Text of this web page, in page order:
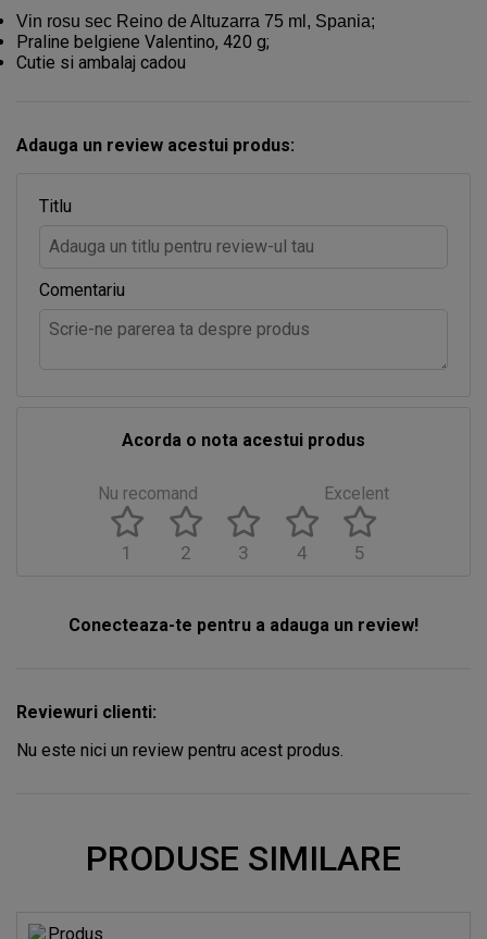
Vin rosu sec Reino de Altuzarra 75 ml, Spania;
Praline belgiene Valentino, 420 g;
Cutie si ambalaj cadou
Adauga un review acestui produs:
Titlu
Comentariu
Acorda o nota acestui produs
Nu recomand Excelent
5
4
3
2
1
Conecteaza-te pentru a adauga un review!
Reviewuri clienti:
Nu este nici un review pentru acest produs.
PRODUSE SIMILARE